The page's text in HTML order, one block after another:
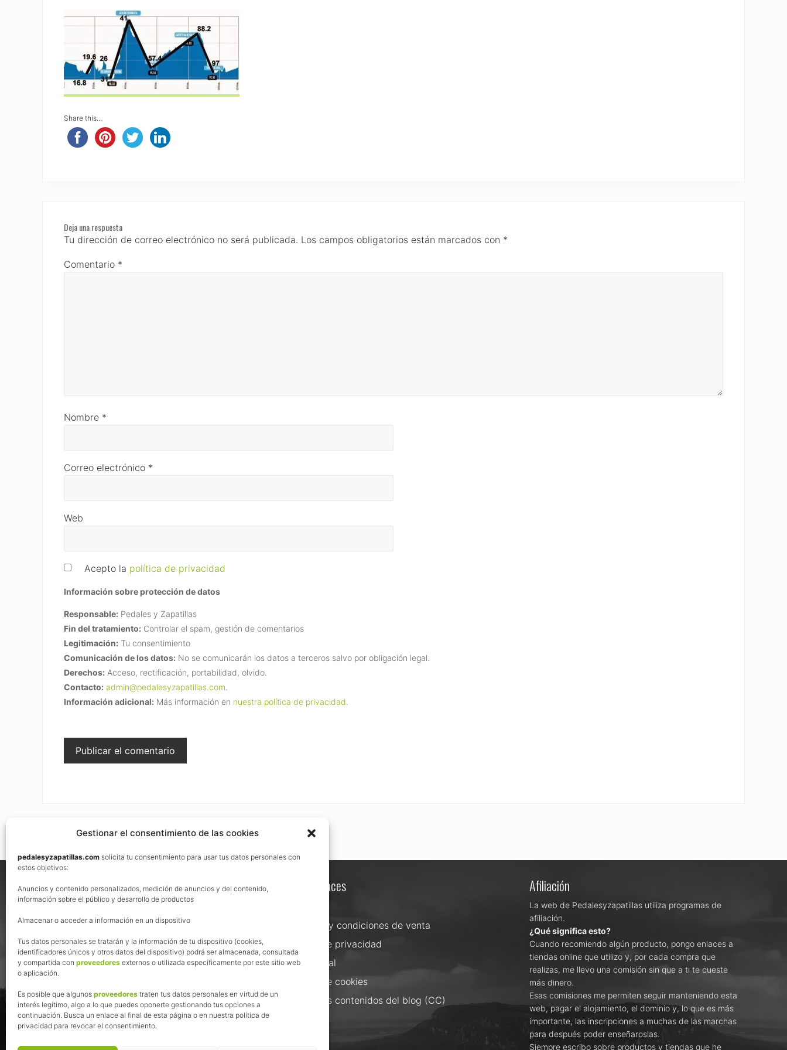
Gestionar el consentimiento de las cookies
pedalesyzapatillas.com solicita tu consentimiento para usar tus datos personales con
estos objetivos:
Anuncios y contenido personalizados, medición de anuncios y del contenido,
información sobre el público y desarrollo de productos
Almacenar o acceder a información en un dispositivo
Tus datos personales se tratarán y la información de tu dispositivo (cookies,
identificadores únicos y otros datos del dispositivo) podrá ser almacenada, consultada
y compartida con proveedores externos o utilizada específicamente por este sitio web
o aplicación.
Es posible que algunos proveedores traten tus datos personales en virtud de un
interés legítimo, algo a lo que puedes oponerte gestionando tus opciones a
continuación. Busca un enlace al final de esta página o en nuestra política de
privacidad para revocar el consentimiento.
Share this...
Interactions
Deja una respuesta
Tu dirección de correo electrónico no será publicada. Los campos obligatorios están marcados con *
Comentario *
Nombre *
Correo electrónico *
Web
Acepto la política de privacidad
Información sobre protección de datos
Responsable: Pedales y Zapatillas
Fin del tratamiento: Controlar el spam, gestión de comentarios
Legitimación: Tu consentimiento
Comunicación de los datos: No se comunicarán los datos a terceros salvo por obligación legal.
Derechos: Acceso, rectificación, portabilidad, olvido.
Contacto: admin@pedalesyzapatillas.com.
Información adicional: Más información en nuestra política de privacidad.
Footer
Nos vemos en las redes Otros enlaces
Términos y condiciones de venta
Política de privacidad
Aviso Legal
Política de cookies
Uso de los contenidos del blog (CC)
Afiliación
La web de Pedalesyzapatillas utiliza programas de
afiliación.
¿Qué significa esto?
Cuando recomiendo algún producto, pongo enlaces a
tiendas online que utilizo y, por cada compra que
realizas, me llevo una comisión sin que a ti te cueste
más dinero.
Esas comisiones me permiten seguir manteniendo esta
web, pagar el alojamiento, el dominio y, lo que es más
importante, las inscripciones a muchas de las marchas
para después poder enseñaroslas.
Siempre escribo sobre productos y tiendas que he